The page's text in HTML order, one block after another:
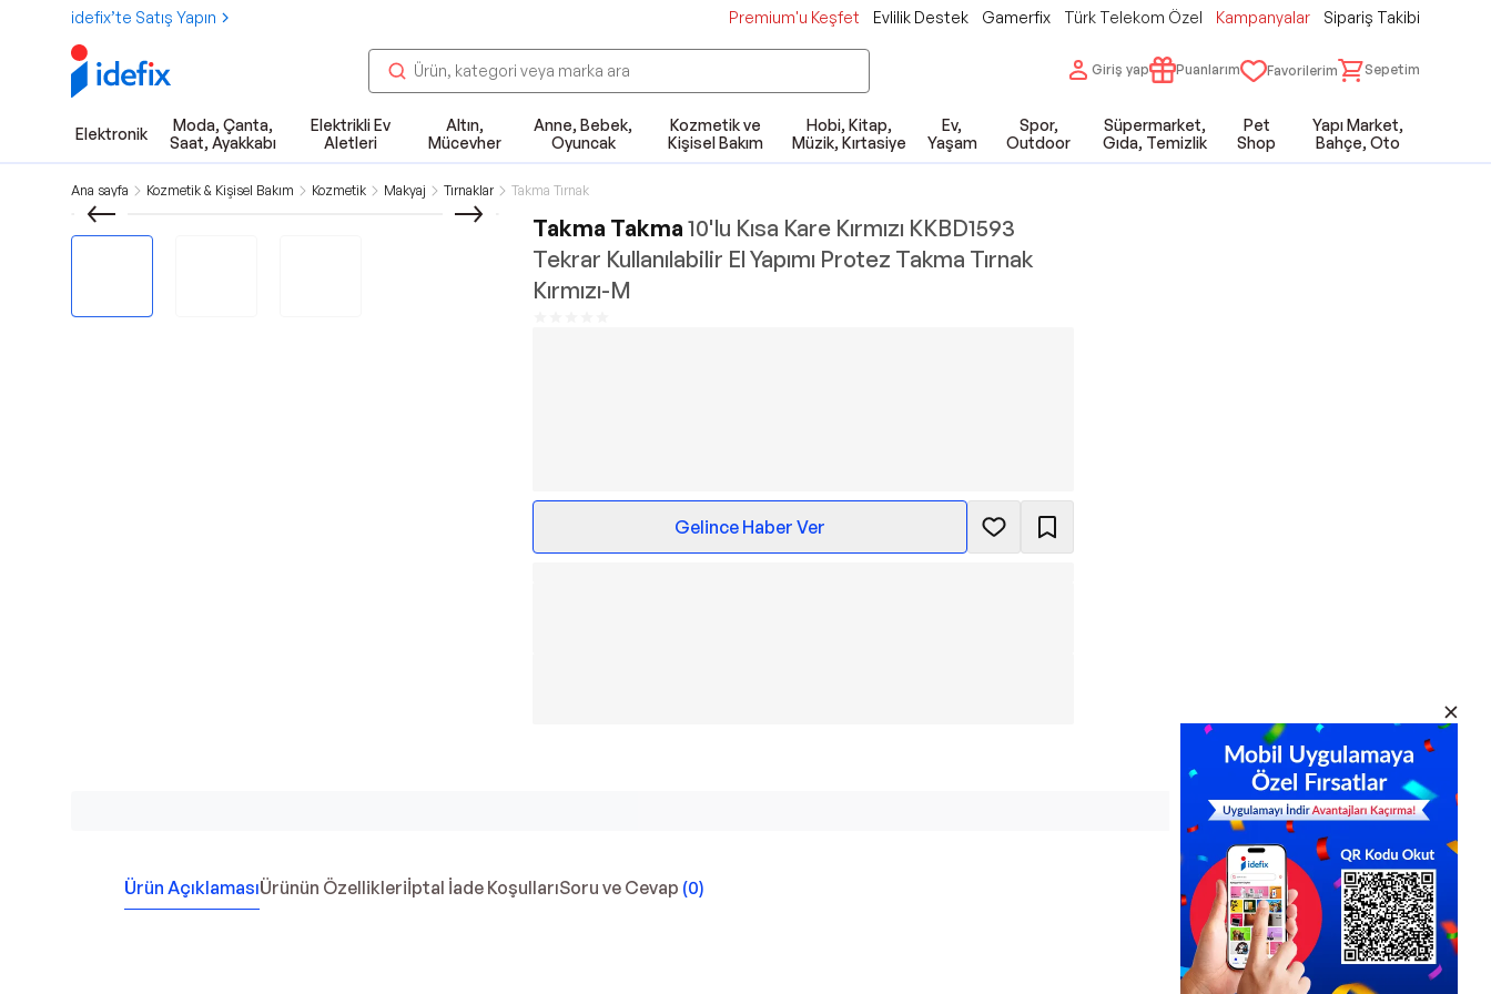
idefix’te Satış Yapın Premium'u Keşfet Evlilik Destek Gamerfix Türk Telekom Özel Kampanyalar Sipariş Takibi
Giriş yap Puanlarım Favorilerim Sepetim
Elektronik
Moda, Çanta,
Saat, Ayakkabı
Elektrikli Ev
Aletleri
Altın,
Mücevher
Anne, Bebek,
Oyuncak
Kozmetik ve
Kişisel Bakım
Hobi, Kitap,
Müzik, Kırtasiye
Ev,
Yaşam
Spor,
Outdoor
Süpermarket,
Gıda, Temizlik
Pet
Shop
Yapı Market,
Bahçe, Oto
Ana sayfa Kozmetik & Kişisel Bakım Kozmetik Makyaj Tırnaklar Takma Tırnak
Takma Takma 10'lu Kısa Kare Kırmızı KKBD1593
Tekrar Kullanılabilir El Yapımı Protez Takma Tırnak
Kırmızı-M
Gelince Haber Ver
Ürün AçıklamasıÜrünün Özellikleriİptal İade KoşullarıSoru ve Cevap (0)